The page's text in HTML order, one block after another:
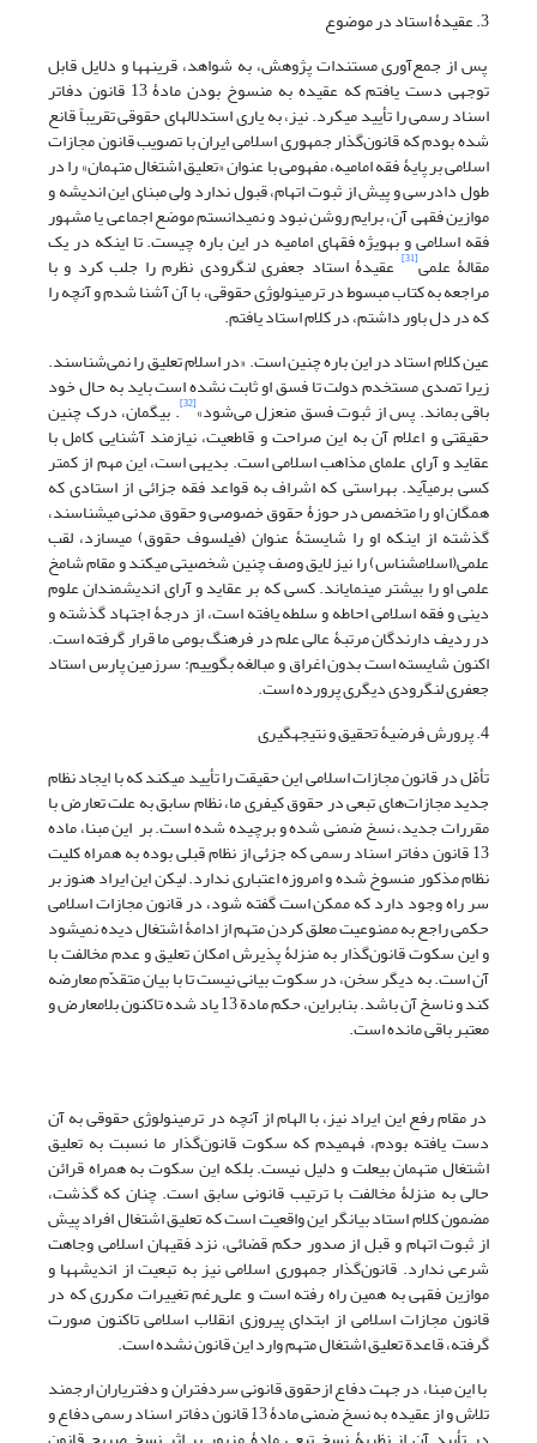
3. عقیدۀ استاد در موضوع
پس از جمع‌آوری مستندات پژوهش، به شواهد، قرینه‏ها و دلایل قابل
توجهی دست یافتم که عقیده به منسوخ بودن مادۀ 13 قانون دفاتر
اسناد رسمی را تأیید می‏کرد. نیز، به یاری استدلال‏های حقوقی تقریباً قانع
شده بودم که قانون‌گذار جمهوری اسلامی ایران با تصویب قانون مجازات
اسلامی بر پایۀ فقه امامیه، مفهومی با عنوان «تعلیق اشتغال متهمان» را در
طول دادرسی و پیش از ثبوت اتهام، قبول ندارد ولی مبنای این اندیشه و
موازین فقهی آن، برایم روشن نبود و نمی‏دانستم موضع اجماعی یا مشهور
فقه اسلامی و به‏ویژه فقهای امامیه در این باره چیست. تا اینکه در یک
مقالۀ علمی[31] عقیدۀ استاد جعفری لنگرودی نظرم را جلب کرد و با
مراجعه به کتاب مبسوط در ترمینولوژی حقوقی، با آن آشنا شدم و آنچه را
که در دل باور داشتم، در کلام استاد یافتم.
عین کلام استاد در این باره چنین است. «در اسلام تعلیق را نمی‌شناسند.
زیرا تصدی مستخدم دولت تا فسق او ثابت نشده است باید به حال خود
باقی بماند. پس از ثبوت فسق منعزل می‌شود»[32] . بی‏گمان، درک چنین
حقیقتی و اعلام آن به این صراحت و قاطعیت، نیازمند آشنایی کامل با
عقاید و آرای علمای مذاهب اسلامی است. بدیهی است، این مهم از کمتر
کسی بر‏می‏آید. به‏راستی که اشراف به قواعد فقه جزائی از استادی که
همگان او را متخصص در حوزۀ حقوق خصوصی و حقوق مدنی می‏شناسند،
گذشته از اینکه او را شایستۀ عنوان (فیلسوف حقوق) می‏سازد، لقب
علمی(اسلام‏شناس) را نیز لایق وصف چنین شخصیتی می‏کند و مقام شامخ
علمی او را بیشتر می‏نمایاند. کسی که بر عقاید و آرای اندیشمندان علوم
دینی و فقه اسلامی احاطه و سلطه یافته است، از درجۀ اجتهاد گذشته و
در ردیف دارندگان مرتبۀ عالی علم در فرهنگ بومی ما قرار گرفته است.
اکنون شایسته است بدون اغراق و مبالغه بگوییم: سرزمین پارس استاد
جعفری لنگرودی دیگری پرورده است.
4. پرورش فرضیۀ تحقیق و نتیجه‏گیری
تأمّل در قانون مجازات اسلامی این حقیقت را تأیید می‏کند که با ایجاد نظام
جدید مجازات‌های تبعی در حقوق کیفری ما، نظام سابق به علت تعارض با
مقررات جدید، نسخ ضمنی شده و برچیده شده است. بر این مبنا، ماده
13 قانون دفاتر اسناد رسمی که جزئی از نظام قبلی بوده به همراه کلیت
نظام مذکور منسوخ شده و امروزه اعتباری ندارد. لیکن این ایراد هنوز بر
سر راه وجود دارد که ممکن است گفته شود، در قانون مجازات اسلامی
حکمی راجع به ممنوعیت معلق کردن متهم از ادامۀ اشتغال دیده نمی‏شود
و این سکوت قانون‌گذار به منزلۀ پذیرش امکان تعلیق و عدم مخالفت با
آن است. به دیگر سخن، در سکوت بیانی نیست تا با بیان متقدّم معارضه
کند و ناسخ آن باشد. بنابراین، حکم مادة 13 یاد شده تاکنون بلامعارض و
معتبر باقی مانده است.
در مقام رفع این ایراد نیز، با الهام از آنچه در ترمینولوژی حقوقی به آن
دست یافته بودم، فهمیدم که سکوت قانون‌گذار ما نسبت به تعلیق
اشتغال متهمان بی‏علت و دلیل نیست. بلکه این سکوت به همراه قرائن
حالی به منزلۀ مخالفت با ترتیب قانونی سابق است. چنان که گذشت،
مضمون کلام استاد بیانگر این واقعیت است که تعلیق اشتغال افراد پیش
از ثبوت اتهام و قبل از صدور حکم قضائی، نزد فقیهان اسلامی وجاهت
شرعی ندارد. قانون‌گذار جمهوری اسلامی نیز به تبعیت از اندیشه‏ها و
موازین فقهی به همین راه رفته است و علی‌رغم تغییرات مکرری که در
قانون مجازات اسلامی از ابتدای پیروزی انقلاب اسلامی تاکنون صورت
گرفته، قاعدة تعلیق اشتغال متهم وارد این قانون نشده است.
با این مبنا، در جهت دفاع ازحقوق قانونی سردفتران و دفتریاران ارجمند
تلاش و از عقیده به نسخ ضمنی مادۀ 13 قانون دفاتر اسناد رسمی دفاع و